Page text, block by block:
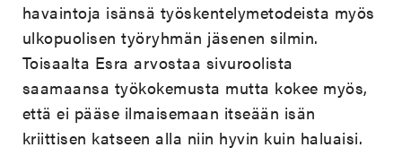
havaintoja isänsä työskentelymetodeista myös
ulkopuolisen työryhmän jäsenen silmin.
Toisaalta Esra arvostaa sivuroolista
saamaansa työkokemusta mutta kokee myös,
että ei pääse ilmaisemaan itseään isän
kriittisen katseen alla niin hyvin kuin haluaisi.